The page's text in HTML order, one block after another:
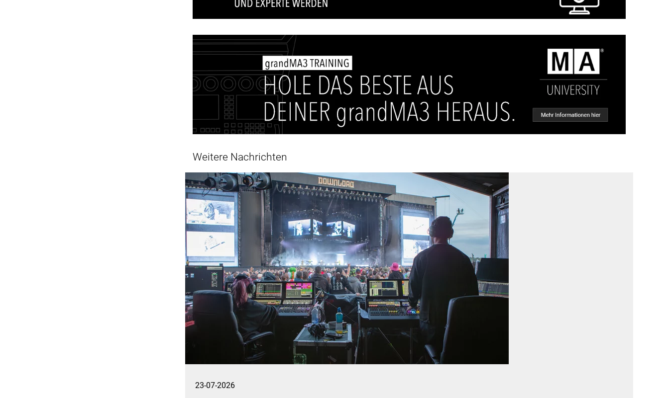
Weitere Nachrichten
23-07-2026